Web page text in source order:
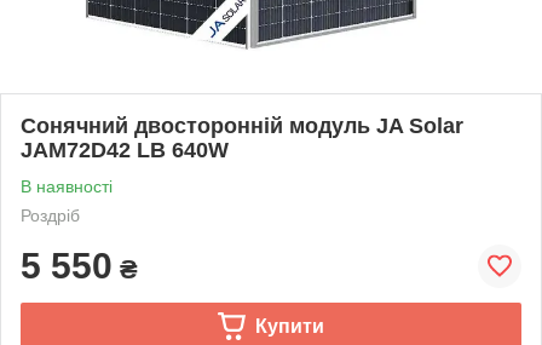
Сонячний двосторонній модуль JA Solar
JAM72D42 LB 640W
В наявності
Роздріб
5 550 ₴
Купити